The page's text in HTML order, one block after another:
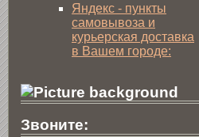
Яндекс - пункты
самовывоза и
курьерская доставка
в Вашем городе:
Звоните: